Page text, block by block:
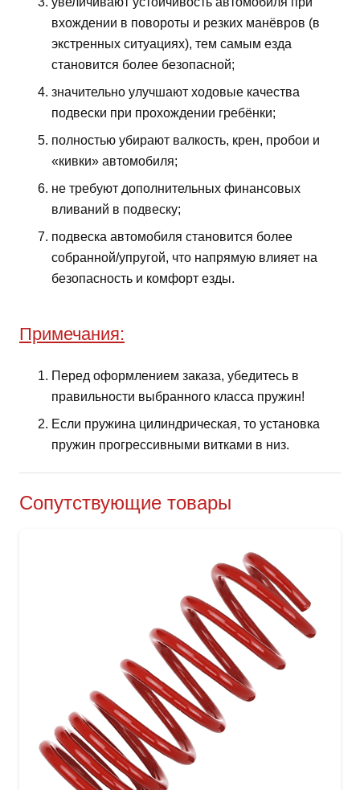
вхождении в повороты и резких манёвров (в
экстренных ситуациях), тем самым езда
становится более безопасной;
значительно улучшают ходовые качества
подвески при прохождении гребёнки;
полностью убирают валкость, крен, пробои и
«кивки» автомобиля;
не требуют дополнительных финансовых
вливаний в подвеску;
подвеска автомобиля становится более
собранной/упругой, что напрямую влияет на
безопасность и комфорт езды.
Примечания:
Перед оформлением заказа, убедитесь в
правильности выбранного класса пружин!
Если пружина цилиндрическая, то установка
пружин прогрессивными витками в низ.
Сопутствующие товары